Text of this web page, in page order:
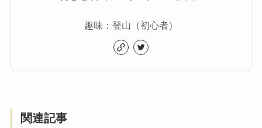
趣味：登山（初心者）
関連記事